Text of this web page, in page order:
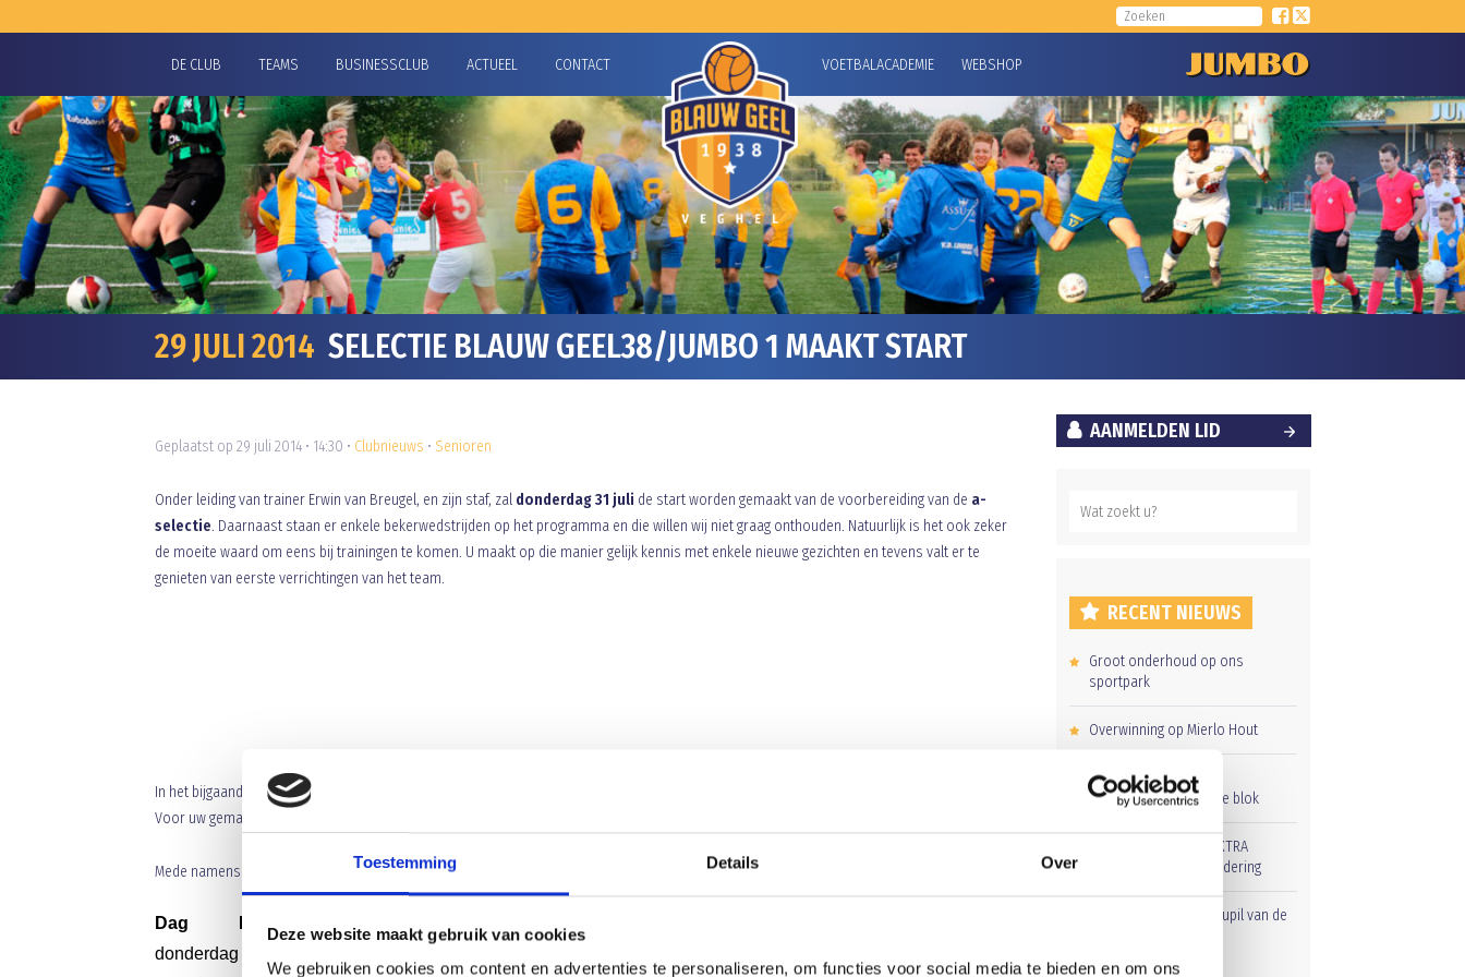
Toestemming Details Over
Deze website maakt gebruik van cookies
We gebruiken cookies om content en advertenties te personaliseren, om functies voor social media te bieden en om ons
DE CLUB TEAMS BUSINESSCLUB ACTUEEL CONTACT VOETBALACADEMIE WEBSHOP
29 JULI 2014 SELECTIE BLAUW GEEL38/JUMBO 1 MAAKT START
Geplaatst op 29 juli 2014 • 14:30 • Clubnieuws • Senioren
Onder leiding van trainer Erwin van Breugel, en zijn staf, zal donderdag 31 juli de start worden gemaakt van de voorbereiding van de a-
selectie. Daarnaast staan er enkele bekerwedstrijden op het programma en die willen wij niet graag onthouden. Natuurlijk is het ook zeker
de moeite waard om eens bij trainingen te komen. U maakt op die manier gelijk kennis met enkele nieuwe gezichten en tevens valt er te
genieten van eerste verrichtingen van het team.
In het bijgaande schema is het oefenprogramma en trainingsopbouw duidelijk weergeven en ook de bekerwedstrijden staan vernoemd.
Voor uw gemak is er tevens een compleet competitie programma aan te treffen.
Mede namens de selectie, graag tot ziens!
Dag
donderdag
31-7-
2014
AANMELDEN LID
RECENT NIEUWS
Groot onderhoud op ons
sportpark
Overwinning op Mierlo Hout
Gelijkspel in eerste
oefenwedstrijd tweede blok
Uitnodiging voor de EXTRA
Algemene Ledenvergadering
Word jij de volgende Pupil van de